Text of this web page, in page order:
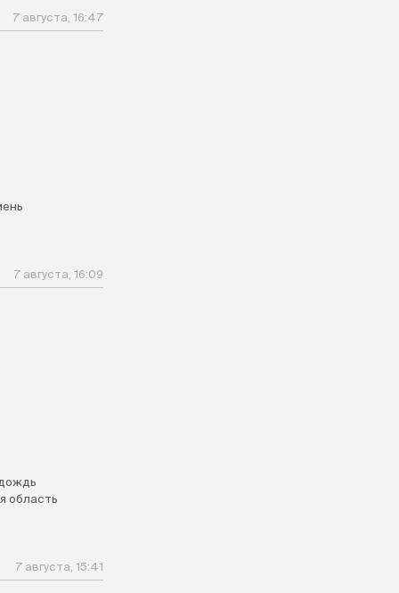
7 августа, 16:47
7 августа, 16:09
область
7 августа, 15:41